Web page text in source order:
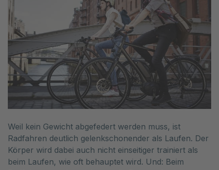
Weil kein Gewicht abgefedert werden muss, ist
Radfahren deutlich gelenkschonender als Laufen. Der
Körper wird dabei auch nicht einseitiger trainiert als
beim Laufen, wie oft behauptet wird. Und: Beim